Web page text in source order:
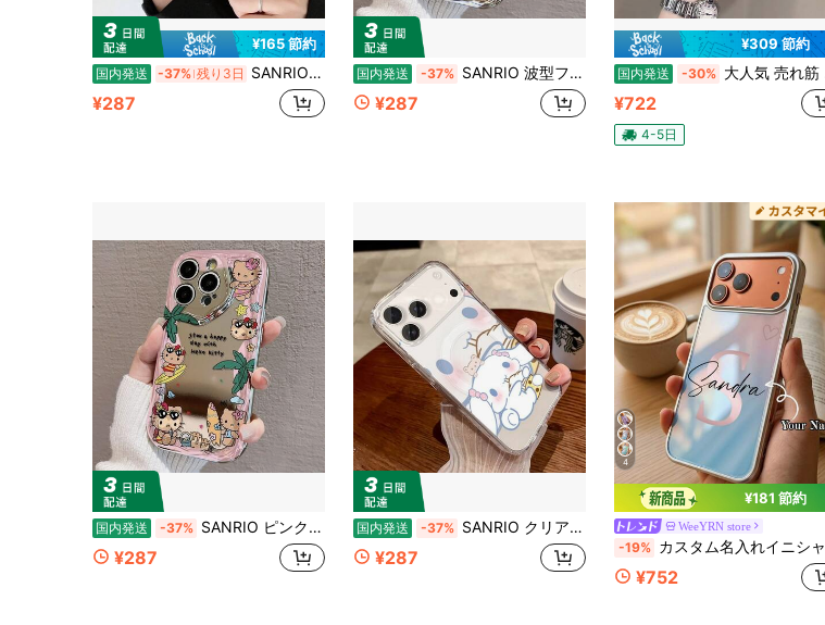
¥165 節約
国内発送 -37% 残り3日 SANRIO 磁気対応 透明可愛いデザイン ソフトスマホケース マグネット機能付き 衝撃吸収 保護カバー Phone 11/12/13/14/15/16/17 ＆ Galaxy S22/S23/S24/S25 Plus Ultra 対応
¥287
国内発送 -37% SANRIO 波型フレーム サマービーチ 水着サングラスサンリオキャラ集合ステッカー風 TPU ソフト Phone ケース Phone11/12/13/14/15/16/17 Pro Max Plus 耐衝撃 カメラレンズ保護 可愛いスマホカバー
¥287
¥309 節約
国内発送 -30% 大人気 売れ筋 猫耳（ねこみみ）シェイプ 水玉（みずたま） スマホケース 3Dドット やわらか素材 女性 かわいい ギフト・プレゼントに無敵かわいい 女性 人気 ギフト・プレゼントに韓国スマホケース 衝撃 落下防止 保護カバーiphone15 ケースiphone16 ケース iPhone17 Pro Max/16 Pro/15/14/13 多機種対応
¥722
4-5日
国内発送 -37% SANRIO ピンク波型フレーム 水着日焼けハローキティ ヤシの木ビーチステッカー風 TPU ソフト Phone ケース Phone11/12/13/14/15/16/17 Pro Max Plus 耐衝撃 カメラレンズ保護 可愛いスマホカバー
¥287
国内発送 -37% SANRIO クリア TPU MagSafe 対応 水玉柄シナモロール子熊抱きプリント 磁気充電可能 耐衝撃スマホケース サンリオかわいいキャラクター 対応 Phone17/16/15/14/13/12/11 Galaxy S22/S23/S24/S25/S26 FE Ultra
¥287
4
¥181 節約
WeeYRN store
-19% カスタム名入れイニシャル入り 小さなハート スマホケース シルバーメッキフレーム 大型カメラ穴 ピンクグラデーション UVリバースプリント 耐衝撃カバー iPhone15 16 17 Pro Maxシリーズ対応 女性・女の子向け 保護ケース デイリーアクセサリー 誕生日 バレンタイン 記念日 友情 カスタムギフト
¥752